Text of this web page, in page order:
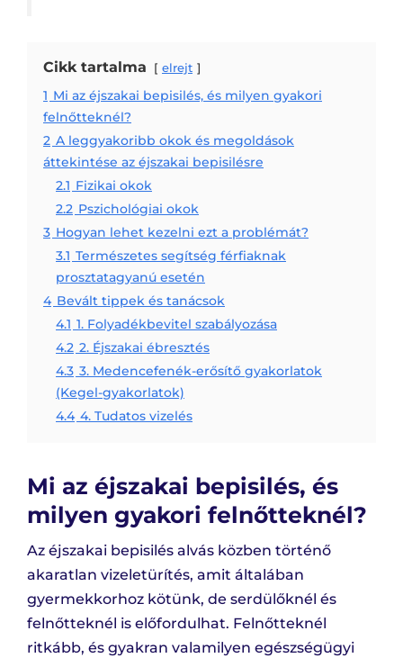
Cikk tartalma elrejt
1 Mi az éjszakai bepisilés, és milyen gyakori
felnőtteknél?
2 A leggyakoribb okok és megoldások
áttekintése az éjszakai bepisilésre
2.1 Fizikai okok
2.2 Pszichológiai okok
3 Hogyan lehet kezelni ezt a problémát?
3.1 Természetes segítség férfiaknak
prosztatagyanú esetén
4 Bevált tippek és tanácsok
4.1 1. Folyadékbevitel szabályozása
4.2 2. Éjszakai ébresztés
4.3 3. Medencefenék-erősítő gyakorlatok
(Kegel-gyakorlatok)
4.4 4. Tudatos vizelés
Mi az éjszakai bepisilés, és
milyen gyakori felnőtteknél?
Az éjszakai bepisilés alvás közben történő
akaratlan vizeletürítés, amit általában
gyermekkorhoz kötünk, de serdülőknél és
felnőtteknél is előfordulhat. Felnőtteknél
ritkább, és gyakran valamilyen egészségügyi